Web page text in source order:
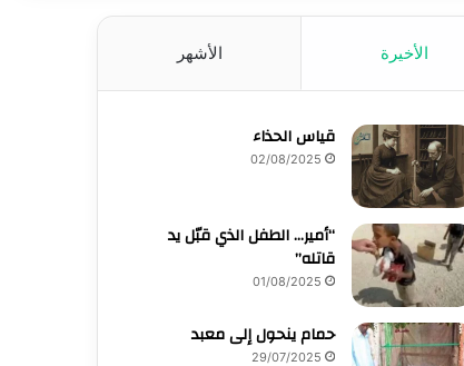
الأخيرة الأشهر
قياس الحذاء
02/08/2025
“أمير… الطفل الذي قبّل يد
قاتله”
01/08/2025
حمام ينحول إلى معبد
29/07/2025